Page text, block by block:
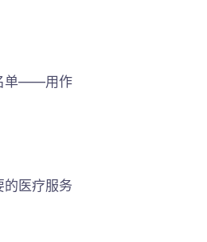
单——用作
医疗服务